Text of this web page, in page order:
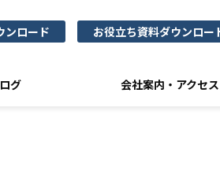
ンロード お役立ち資料ダウンロー
グ 会社案内・アクセス